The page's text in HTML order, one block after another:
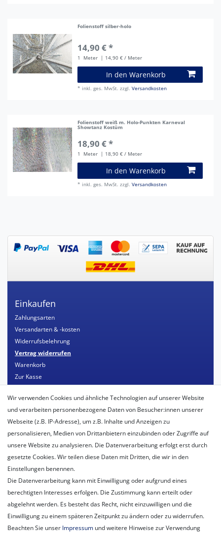
Folienstoff silber-holo
14,90 € *
1 Meter | 14,90 € / Meter
In den Warenkorb
* inkl. ges. MwSt. zzgl.Versandkosten
Folienstoff weiß m. Holo-Punkten Karneval
Showtanz Kostüm
18,90 € *
1 Meter | 18,90 € / Meter
In den Warenkorb
* inkl. ges. MwSt. zzgl.Versandkosten
Einkaufen
Zahlungsarten
Versandarten & -kosten
Widerrufsbelehrung
Vertrag widerrufen
Warenkorb
Zur Kasse
Mein Konto
Registrieren
Login
Unternehmen
Unser Ballon-Lieferservice
Unsere Mitarbeiter
Datenschutzerklärung
AGB
Impressum
Wir verwenden Cookies und ähnliche Technologien auf unserer Website
und verarbeiten personenbezogene Daten von Besucher:innen unserer
Webseite (z.B. IP-Adresse), um z.B. Inhalte und Anzeigen zu
personalisieren, Medien von Drittanbietern einzubinden oder Zugriffe auf
unsere Website zu analysieren. Die Datenverarbeitung erfolgt erst durch
gesetzte Cookies. Wir teilen diese Daten mit Dritten, die wir in den
Einstellungen benennen.
Die Datenverarbeitung kann mit Einwilligung oder aufgrund eines
berechtigten Interesses erfolgen. Die Zustimmung kann erteilt oder
abgelehnt werden. Es besteht das Recht, nicht einzuwilligen und die
Einwilligung zu einem späteren Zeitpunkt zu ändern oder zu widerrufen.
Beachten Sie unser Impressum und weitere Hinweise zur Verwendung